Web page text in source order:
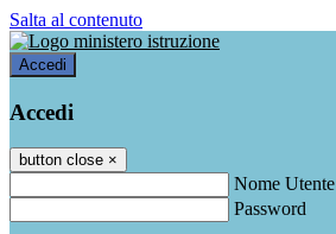
Salta al contenuto
Accedi
Accedi
button close ×
Nome Utente
Password